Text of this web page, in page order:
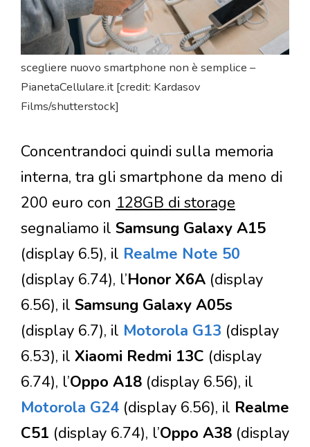
scegliere nuovo smartphone non è semplice –
PianetaCellulare.it [credit: Kardasov
Films/shutterstock]
Concentrandoci quindi sulla memoria
interna, tra gli smartphone da meno di
200 euro con 128GB di storage
segnaliamo il Samsung Galaxy A15
(display 6.5), il Realme Note 50
(display 6.74), l’Honor X6A (display
6.56), il Samsung Galaxy A05s
(display 6.7), il Motorola G13 (display
6.53), il Xiaomi Redmi 13C (display
6.74), l’Oppo A18 (display 6.56), il
Motorola G24 (display 6.56), il Realme
C51 (display 6.74), l’Oppo A38 (display